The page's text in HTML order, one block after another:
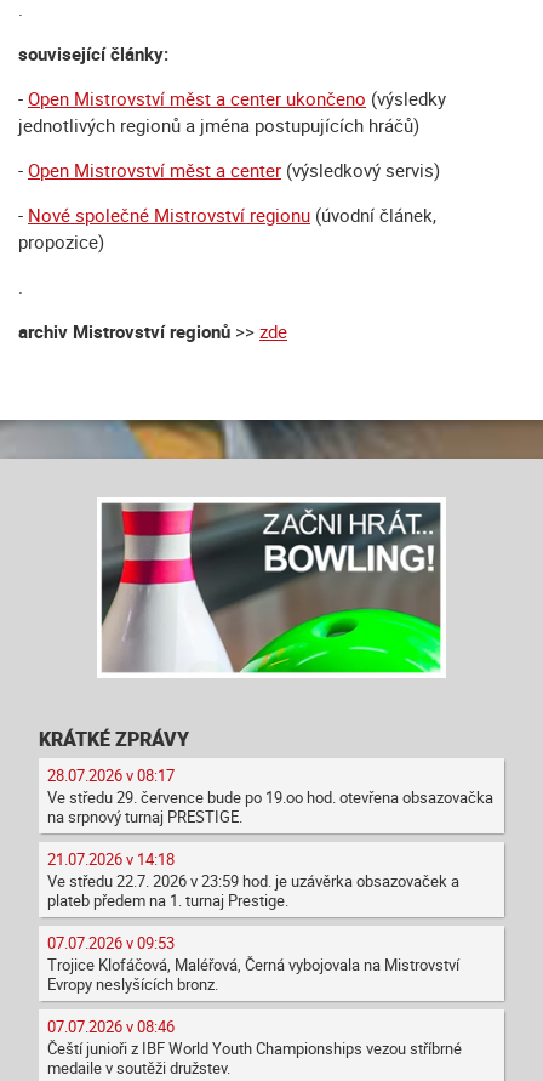
související články:
- Open Mistrovství měst a center ukončeno (výsledky
jednotlivých regionů a jména postupujících hráčů)
- Open Mistrovství měst a center (výsledkový servis)
- Nové společné Mistrovství regionu (úvodní článek,
propozice)
archiv Mistrovství regionů >> zde
KRÁTKÉ ZPRÁVY
28.07.2026 v 08:17
Ve středu 29. července bude po 19.oo hod. otevřena obsazovačka
na srpnový turnaj PRESTIGE.
21.07.2026 v 14:18
Ve středu 22.7. 2026 v 23:59 hod. je uzávěrka obsazovaček a
plateb předem na 1. turnaj Prestige.
07.07.2026 v 09:53
Trojice Klofáčová, Maléřová, Černá vybojovala na Mistrovství
Evropy neslyšících bronz.
07.07.2026 v 08:46
Čeští junioři z IBF World Youth Championships vezou stříbrné
medaile v soutěži družstev.